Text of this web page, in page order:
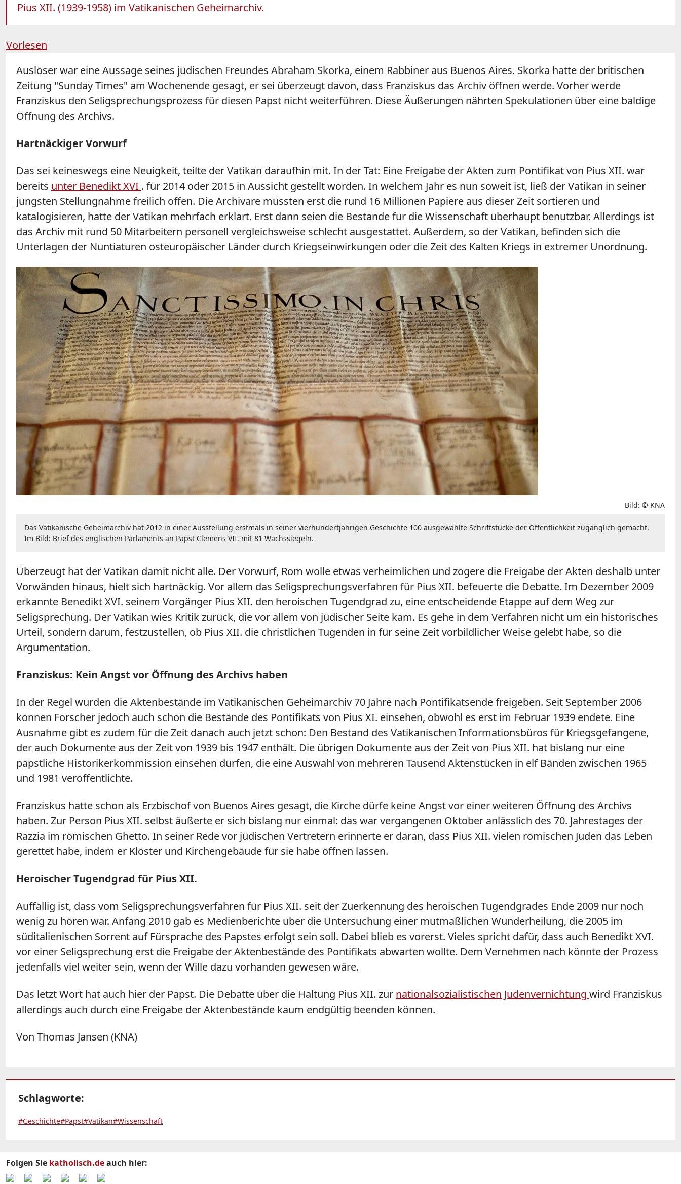
Pius XII. (1939-1958) im Vatikanischen Geheimarchiv.
Vorlesen
Auslöser war eine Aussage seines jüdischen Freundes Abraham Skorka, einem Rabbiner aus Buenos Aires. Skorka hatte der britischen
Zeitung "Sunday Times" am Wochenende gesagt, er sei überzeugt davon, dass Franziskus das Archiv öffnen werde. Vorher werde
Franziskus den Seligsprechungsprozess für diesen Papst nicht weiterführen. Diese Äußerungen nährten Spekulationen über eine baldige
Öffnung des Archivs.
Hartnäckiger Vorwurf
Das sei keineswegs eine Neuigkeit, teilte der Vatikan daraufhin mit. In der Tat: Eine Freigabe der Akten zum Pontifikat von Pius XII. war
bereits unter Benedikt XVI . für 2014 oder 2015 in Aussicht gestellt worden. In welchem Jahr es nun soweit ist, ließ der Vatikan in seiner
jüngsten Stellungnahme freilich offen. Die Archivare müssten erst die rund 16 Millionen Papiere aus dieser Zeit sortieren und
katalogisieren, hatte der Vatikan mehrfach erklärt. Erst dann seien die Bestände für die Wissenschaft überhaupt benutzbar. Allerdings ist
das Archiv mit rund 50 Mitarbeitern personell vergleichsweise schlecht ausgestattet. Außerdem, so der Vatikan, befinden sich die
Unterlagen der Nuntiaturen osteuropäischer Länder durch Kriegseinwirkungen oder die Zeit des Kalten Kriegs in extremer Unordnung.
Bild: © KNA
Das Vatikanische Geheimarchiv hat 2012 in einer Ausstellung erstmals in seiner vierhundertjährigen Geschichte 100 ausgewählte Schriftstücke der Öffentlichkeit zugänglich gemacht.
Im Bild: Brief des englischen Parlaments an Papst Clemens VII. mit 81 Wachssiegeln.
Überzeugt hat der Vatikan damit nicht alle. Der Vorwurf, Rom wolle etwas verheimlichen und zögere die Freigabe der Akten deshalb unter
Vorwänden hinaus, hielt sich hartnäckig. Vor allem das Seligsprechungsverfahren für Pius XII. befeuerte die Debatte. Im Dezember 2009
erkannte Benedikt XVI. seinem Vorgänger Pius XII. den heroischen Tugendgrad zu, eine entscheidende Etappe auf dem Weg zur
Seligsprechung. Der Vatikan wies Kritik zurück, die vor allem von jüdischer Seite kam. Es gehe in dem Verfahren nicht um ein historisches
Urteil, sondern darum, festzustellen, ob Pius XII. die christlichen Tugenden in für seine Zeit vorbildlicher Weise gelebt habe, so die
Argumentation.
Franziskus: Kein Angst vor Öffnung des Archivs haben
In der Regel wurden die Aktenbestände im Vatikanischen Geheimarchiv 70 Jahre nach Pontifikatsende freigeben. Seit September 2006
können Forscher jedoch auch schon die Bestände des Pontifikats von Pius XI. einsehen, obwohl es erst im Februar 1939 endete. Eine
Ausnahme gibt es zudem für die Zeit danach auch jetzt schon: Den Bestand des Vatikanischen Informationsbüros für Kriegsgefangene,
der auch Dokumente aus der Zeit von 1939 bis 1947 enthält. Die übrigen Dokumente aus der Zeit von Pius XII. hat bislang nur eine
päpstliche Historikerkommission einsehen dürfen, die eine Auswahl von mehreren Tausend Aktenstücken in elf Bänden zwischen 1965
und 1981 veröffentlichte.
Franziskus hatte schon als Erzbischof von Buenos Aires gesagt, die Kirche dürfe keine Angst vor einer weiteren Öffnung des Archivs
haben. Zur Person Pius XII. selbst äußerte er sich bislang nur einmal: das war vergangenen Oktober anlässlich des 70. Jahrestages der
Razzia im römischen Ghetto. In seiner Rede vor jüdischen Vertretern erinnerte er daran, dass Pius XII. vielen römischen Juden das Leben
gerettet habe, indem er Klöster und Kirchengebäude für sie habe öffnen lassen.
Heroischer Tugendgrad für Pius XII.
Auffällig ist, dass vom Seligsprechungsverfahren für Pius XII. seit der Zuerkennung des heroischen Tugendgrades Ende 2009 nur noch
wenig zu hören war. Anfang 2010 gab es Medienberichte über die Untersuchung einer mutmaßlichen Wunderheilung, die 2005 im
süditalienischen Sorrent auf Fürsprache des Papstes erfolgt sein soll. Dabei blieb es vorerst. Vieles spricht dafür, dass auch Benedikt XVI.
vor einer Seligsprechung erst die Freigabe der Aktenbestände des Pontifikats abwarten wollte. Dem Vernehmen nach könnte der Prozess
jedenfalls viel weiter sein, wenn der Wille dazu vorhanden gewesen wäre.
Das letzt Wort hat auch hier der Papst. Die Debatte über die Haltung Pius XII. zur nationalsozialistischen Judenvernichtung wird Franziskus
allerdings auch durch eine Freigabe der Aktenbestände kaum endgültig beenden können.
Von Thomas Jansen (KNA)
Schlagworte:
#Geschichte#Papst#Vatikan#Wissenschaft
Folgen Sie katholisch.deauch hier: